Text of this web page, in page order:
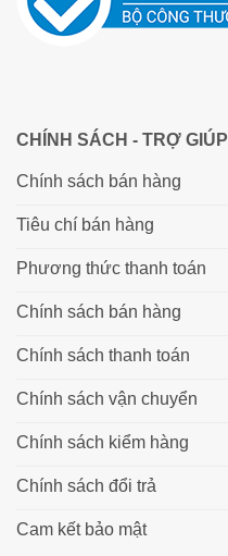
CHÍNH SÁCH - TRỢ GIÚP
Chính sách bán hàng
Tiêu chí bán hàng
Phương thức thanh toán
Chính sách bán hàng
Chính sách thanh toán
Chính sách vận chuyển
Chính sách kiểm hàng
Chính sách đổi trả
Cam kết bảo mật